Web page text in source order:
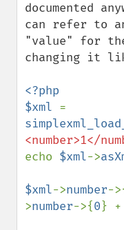
documented
can refer to
"value" for
changing it
<?php
$xml
<number>1</
echo $xml->
$xml->number-
>number->{0} +